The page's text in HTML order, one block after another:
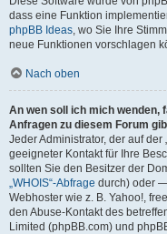
dass eine Funktion
phpBB Ideas, wo Sie Ihre
neue Funktionen vorschlagen
Nach oben
An wen soll ich mich
Anfragen zu diesem Forum
Jeder Administrator, der auf der
geeigneter Kontakt für Ihre
sollten Sie den Besitzer der
„WHOIS“-Abfrage durch) oder
Webhoster wie z. B. Yahoo!,
den Abuse-Kontakt des
Limited (phpBB.com) und